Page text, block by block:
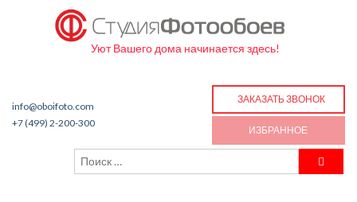
Уют Вашего дома начинается здесь!
info@oboifoto.com
+7 (499) 2-200-300
ЗАКАЗАТЬ ЗВОНОК
ИЗБРАННОЕ